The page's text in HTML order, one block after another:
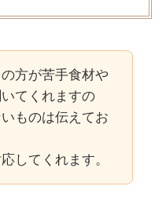
方が苦手食材や
てくれますの
ものは伝えてお
してくれます。